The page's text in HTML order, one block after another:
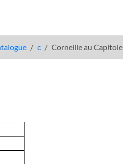
c Corneille au Capitole